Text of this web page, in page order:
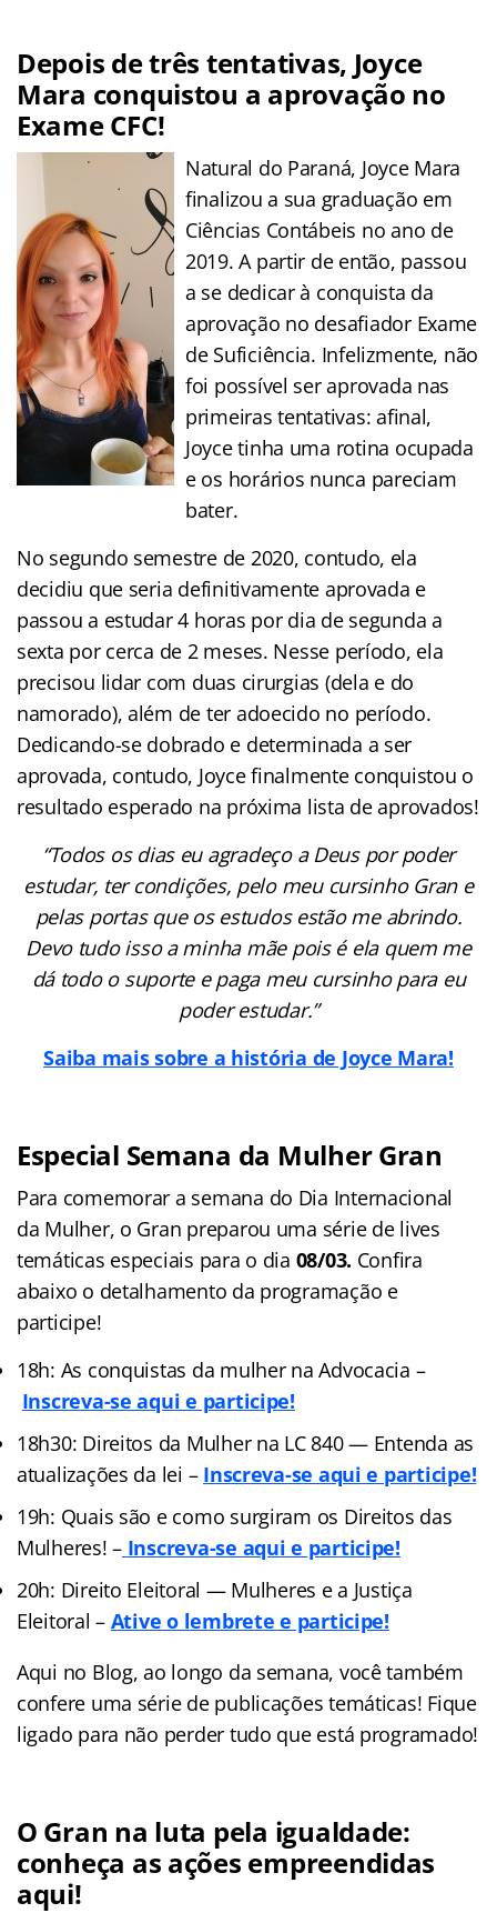
Depois de três tentativas, Joyce
Mara conquistou a aprovação no
Exame CFC!
Natural do Paraná, Joyce Mara
finalizou a sua graduação em
Ciências Contábeis no ano de
2019. A partir de então, passou
a se dedicar à conquista da
aprovação no desafiador Exame
de Suficiência. Infelizmente, não
foi possível ser aprovada nas
primeiras tentativas: afinal,
Joyce tinha uma rotina ocupada
e os horários nunca pareciam
bater.
No segundo semestre de 2020, contudo, ela
decidiu que seria definitivamente aprovada e
passou a estudar 4 horas por dia de segunda a
sexta por cerca de 2 meses. Nesse período, ela
precisou lidar com duas cirurgias (dela e do
namorado), além de ter adoecido no período.
Dedicando-se dobrado e determinada a ser
aprovada, contudo, Joyce finalmente conquistou o
resultado esperado na próxima lista de aprovados!
“Todos os dias eu agradeço a Deus por poder
estudar, ter condições, pelo meu cursinho Gran e
pelas portas que os estudos estão me abrindo.
Devo tudo isso a minha mãe pois é ela quem me
dá todo o suporte e paga meu cursinho para eu
poder estudar.”
Saiba mais sobre a história de Joyce Mara!
Especial Semana da Mulher Gran
Para comemorar a semana do Dia Internacional
da Mulher, o Gran preparou uma série de lives
temáticas especiais para o dia 08/03. Confira
abaixo o detalhamento da programação e
participe!
18h: As conquistas da mulher na Advocacia –
Inscreva-se aqui e participe!
18h30: Direitos da Mulher na LC 840 — Entenda as
atualizações da lei – Inscreva-se aqui e participe!
19h: Quais são e como surgiram os Direitos das
Mulheres! – Inscreva-se aqui e participe!
20h: Direito Eleitoral — Mulheres e a Justiça
Eleitoral – Ative o lembrete e participe!
Aqui no Blog, ao longo da semana, você também
confere uma série de publicações temáticas! Fique
ligado para não perder tudo que está programado!
O Gran na luta pela igualdade:
conheça as ações empreendidas
aqui!